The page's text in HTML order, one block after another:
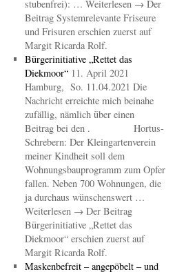
stubenfrei): … Weiterlesen → Der
Beitrag Systemrelevante Friseure
und Frisuren erschien zuerst auf
Margit Ricarda Rolf.
Bürgerinitiative „Rettet das
Diekmoor“ 11. April 2021
Hamburg, So. 11.04.2021 Die
Nachricht erreichte mich beinahe
zufällig, nämlich über einen
Beitrag bei den . Hortus-
Schrebern: Der Kleingartenverein
meiner Kindheit soll dem
Wohnungsbauprogramm zum Opfer
fallen. Neben 700 Wohnungen, die
ja durchaus wünschenswert …
Weiterlesen → Der Beitrag
Bürgerinitiative „Rettet das
Diekmoor“ erschien zuerst auf
Margit Ricarda Rolf.
Maskenbefreit – angepöbelt – und